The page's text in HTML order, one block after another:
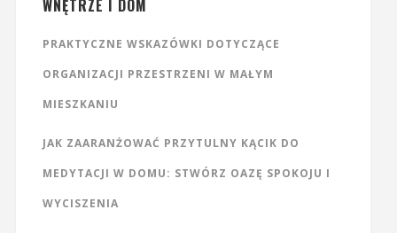
WNĘTRZE I DOM
PRAKTYCZNE WSKAZÓWKI DOTYCZĄCE
ORGANIZACJI PRZESTRZENI W MAŁYM
MIESZKANIU
JAK ZAARANŻOWAĆ PRZYTULNY KĄCIK DO
MEDYTACJI W DOMU: STWÓRZ OAZĘ SPOKOJU I
WYCISZENIA